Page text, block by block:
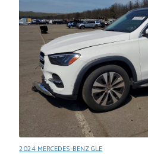
2024 MERCEDES-BENZ GLE